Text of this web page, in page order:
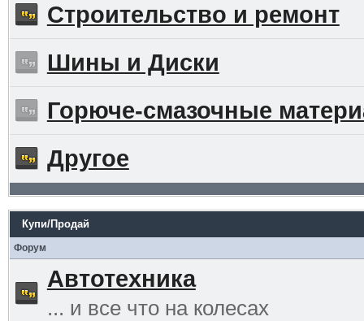
Строительство и ремонт
Шины и Диски
Горюче-смазочные
Другое
Купи/Продай
Форум
Автотехника
... и все что на колесах